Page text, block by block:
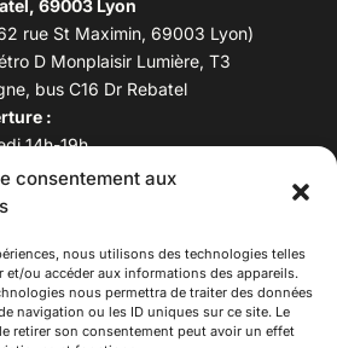
consentement aux
nous utilisons des technologies telles
et/ou accéder aux informations des appareils.
nous permettra de traiter des données
navigation ou les ID uniques sur ce site. Le
retirer son consentement peut avoir un effet
69003 Lyon
rue St Maximin, 69003 Lyon)
D Monplaisir Lumière, T3
bus C16 Dr Rebatel
:
14h-19h